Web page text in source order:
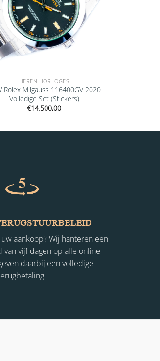
HEREN HORLOGES
Rolex Milgauss 116400GV 2020
Volledige Set (Stickers)
€14.500,00
aankoop? Wij hanteren een
vijf dagen op alle online
daarbij een volledige